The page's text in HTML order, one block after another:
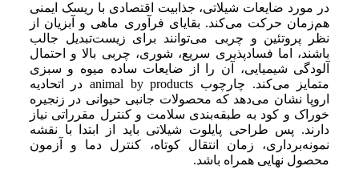
در مورد ضایعات شیلاتی، جذابیت اقتصادی با ریسک ایمنی
هم‌زمان حرکت می‌کند. بقایای فرآوری ماهی و آبزیان از
نظر پروتئین و چربی می‌توانند برای زیست‌تبدیل جالب
باشند، اما فسادپذیری سریع، شوری، چربی بالا و احتمال
آلودگی شیمیایی، آن را از ضایعات ساده میوه و سبزی
متمایز می‌کند. چارچوب animal by products در اتحادیه
اروپا نشان می‌دهد که محصولات جانبی حیوانی در زنجیره
خوراک و کود به طبقه‌بندی سلامت و کنترل مقرراتی نیاز
دارند. پس طراحی پایلوت شیلاتی باید از ابتدا با نقشه
نمونه‌برداری، زمان انتقال کوتاه، کنترل دما و آزمون
محصول نهایی همراه باشد.